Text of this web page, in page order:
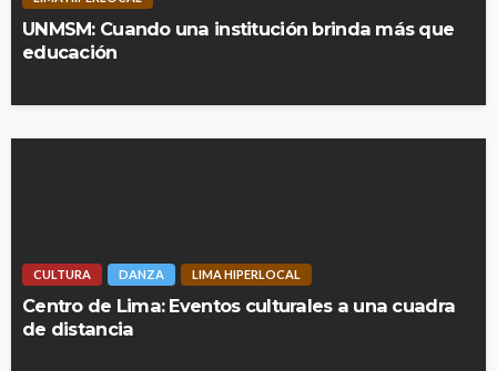
UNMSM: Cuando una institución brinda más que
educación
CULTURA DANZA LIMA HIPERLOCAL
Centro de Lima: Eventos culturales a una cuadra
de distancia